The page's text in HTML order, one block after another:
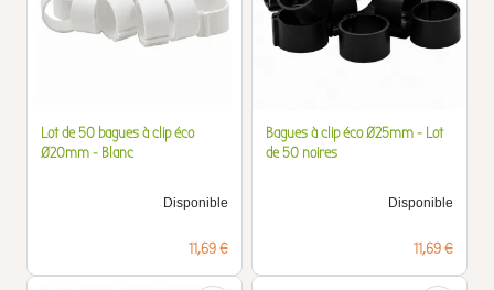
Lot de 50 bagues à clip éco
Ø20mm - Blanc
Disponible
Prix
11,69 €
Bagues à clip éco Ø25mm - Lot
de 50 noires
Disponible
Prix
11,69 €